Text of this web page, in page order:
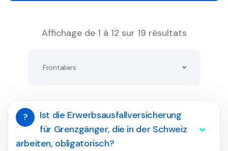
Affichage de 1 à 12 sur 19 résultats
Frontaliers
?
Ist die Erwerbsausfallversicherung
für Grenzgänger, die in der Schweiz
arbeiten, obligatorisch?